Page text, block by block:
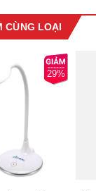
CÙNG LOẠI
29%